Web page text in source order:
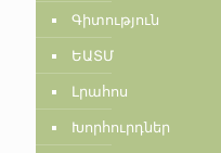
Գիտություն
ԵԱՏՄ
Լրահոս
Խորհուրդներ